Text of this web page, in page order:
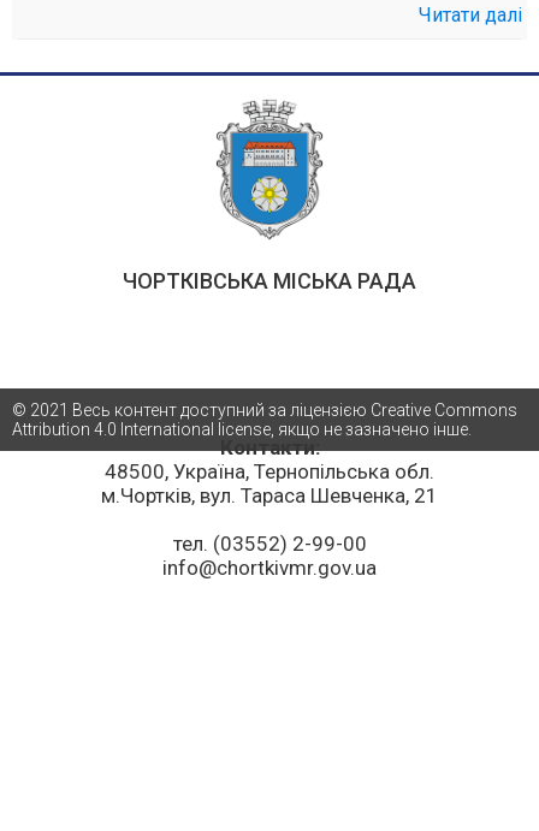
Читати далі
ЧОРТКІВСЬКА МІСЬКА РАДА
Контакти:
48500, Україна, Тернопільська обл.
м.Чортків, вул. Тараса Шевченка, 21
тел. (03552) 2-99-00
info@chortkivmr.gov.ua
© 2021 Весь контент доступний за ліцензією Creative Commons
Attribution 4.0 International license, якщо не зазначено інше.